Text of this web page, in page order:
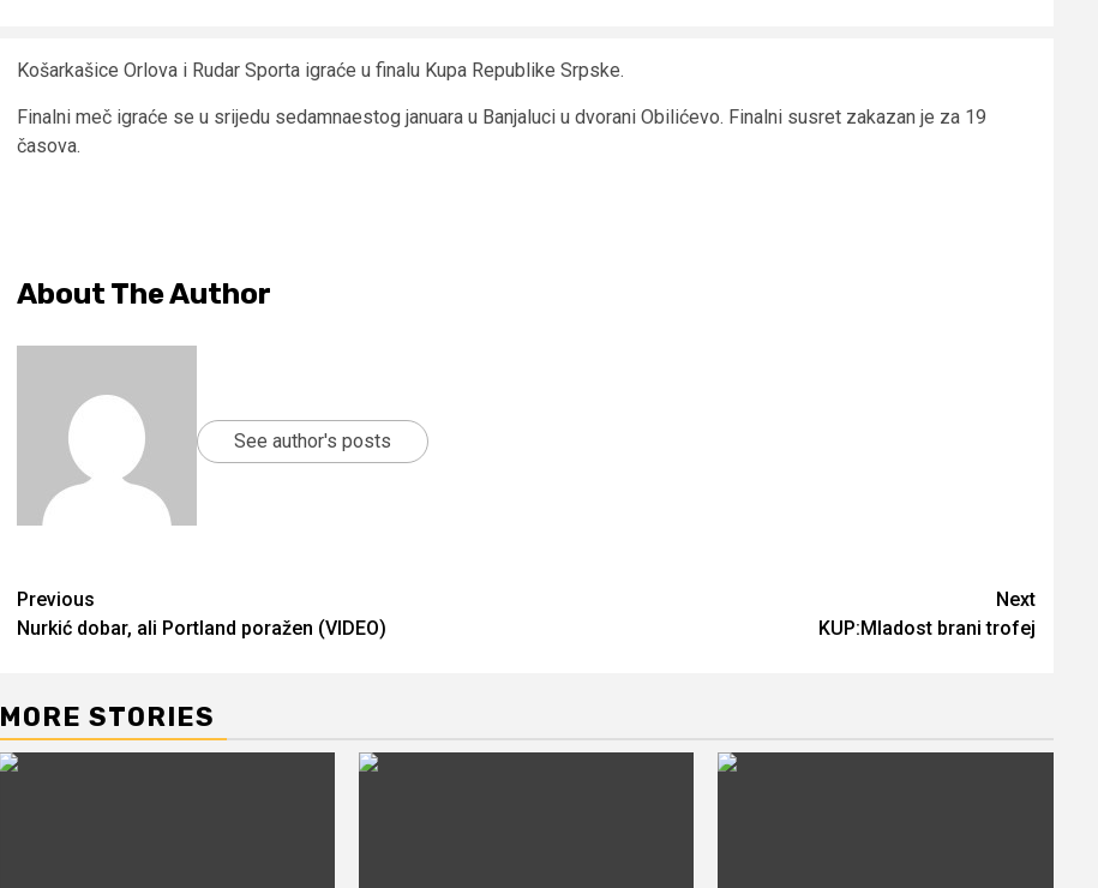
Košarkašice Orlova i Rudar Sporta igraće u finalu Kupa Republike Srpske.
Finalni meč igraće se u srijedu sedamnaestog januara u Banjaluci u dvorani Obilićevo. Finalni susret zakazan je za 19
časova.
About The Author
See author's posts
Continue
Reading
Previous
Nurkić dobar, ali Portland poražen (VIDEO)
Next
KUP:Mladost brani trofej
MORE STORIES